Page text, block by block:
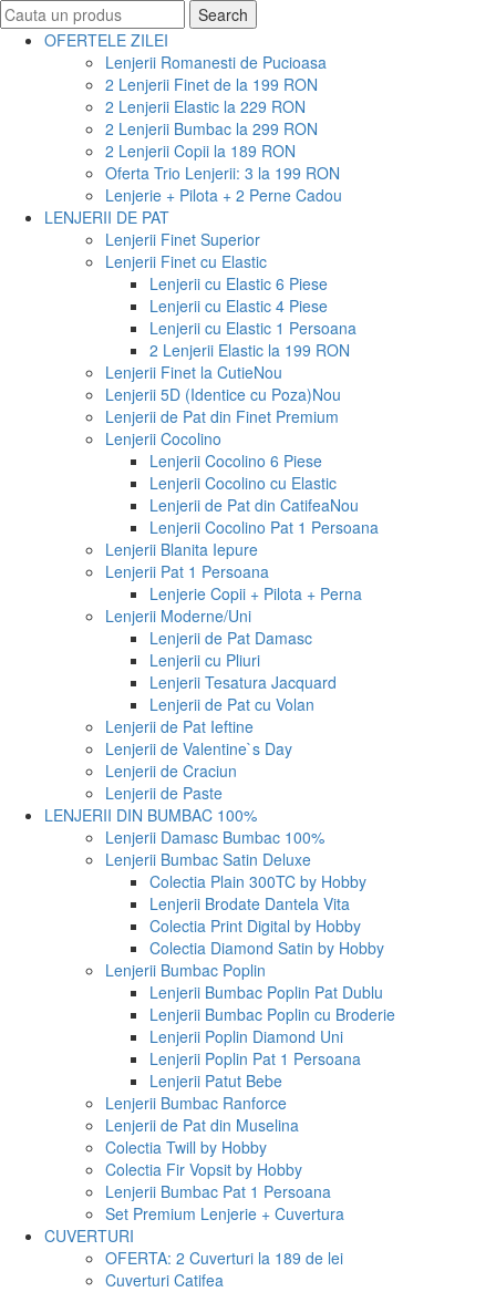
Search
for:
Search
OFERTELE ZILEI
Lenjerii Romanesti de Pucioasa
2 Lenjerii Finet de la 199 RON
2 Lenjerii Elastic la 229 RON
2 Lenjerii Bumbac la 299 RON
2 Lenjerii Copii la 189 RON
Oferta Trio Lenjerii: 3 la 199 RON
Lenjerie + Pilota + 2 Perne Cadou
LENJERII DE PAT
Lenjerii Finet Superior
Lenjerii Finet cu Elastic
Lenjerii cu Elastic 6 Piese
Lenjerii cu Elastic 4 Piese
Lenjerii cu Elastic 1 Persoana
2 Lenjerii Elastic la 199 RON
Lenjerii Finet la CutieNou
Lenjerii 5D (Identice cu Poza)Nou
Lenjerii de Pat din Finet Premium
Lenjerii Cocolino
Lenjerii Cocolino 6 Piese
Lenjerii Cocolino cu Elastic
Lenjerii de Pat din CatifeaNou
Lenjerii Cocolino Pat 1 Persoana
Lenjerii Blanita Iepure
Lenjerii Pat 1 Persoana
Lenjerie Copii + Pilota + Perna
Lenjerii Moderne/Uni
Lenjerii de Pat Damasc
Lenjerii cu Pliuri
Lenjerii Tesatura Jacquard
Lenjerii de Pat cu Volan
Lenjerii de Pat Ieftine
Lenjerii de Valentine`s Day
Lenjerii de Craciun
Lenjerii de Paste
LENJERII DIN BUMBAC 100%
Lenjerii Damasc Bumbac 100%
Lenjerii Bumbac Satin Deluxe
Colectia Plain 300TC by Hobby
Lenjerii Brodate Dantela Vita
Colectia Print Digital by Hobby
Colectia Diamond Satin by Hobby
Lenjerii Bumbac Poplin
Lenjerii Bumbac Poplin Pat Dublu
Lenjerii Bumbac Poplin cu Broderie
Lenjerii Poplin Diamond Uni
Lenjerii Poplin Pat 1 Persoana
Lenjerii Patut Bebe
Lenjerii Bumbac Ranforce
Lenjerii de Pat din Muselina
Colectia Twill by Hobby
Colectia Fir Vopsit by Hobby
Lenjerii Bumbac Pat 1 Persoana
Set Premium Lenjerie + Cuvertura
CUVERTURI
OFERTA: 2 Cuverturi la 189 de lei
Cuverturi Catifea